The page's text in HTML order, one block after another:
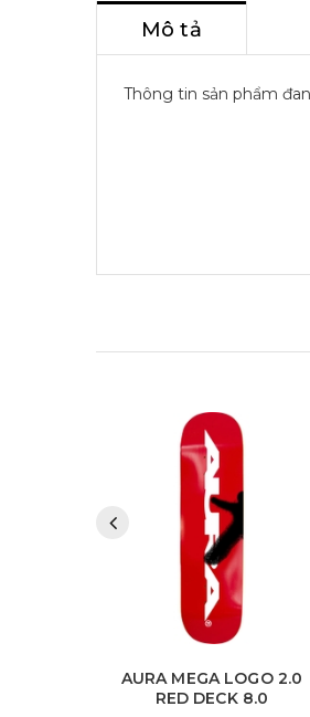
Mô tả
Thông tin sản phẩm
AURA MEGA LOGO 2.0
RED DECK 8.0